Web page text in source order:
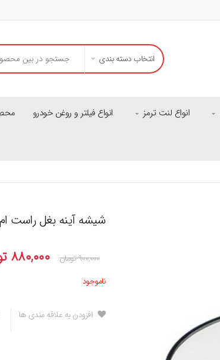
انتخاب دسته بندی
انواع لنت ترمز انواع فیلتر و روغن خودرو
شیشه آینه بغل راست ام وی ام
۹۰۰,۰۰۰تومان ۸۸۰,۰۰۰
ناموجود
افزودن به علاقه مندی ها